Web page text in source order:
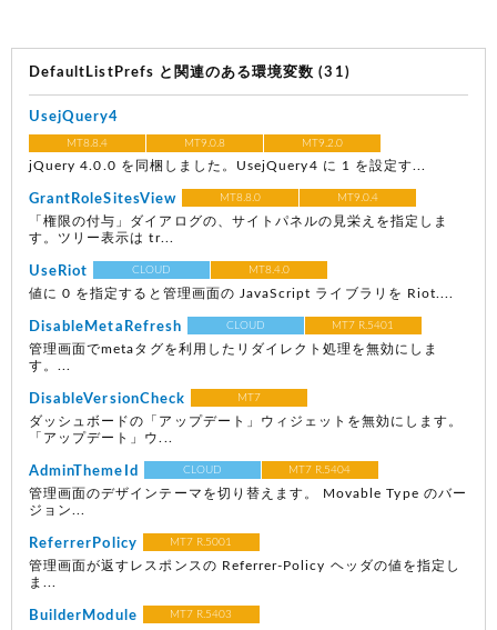
DefaultListPrefs と関連のある環境変数 (31)
UsejQuery4
MT8.8.4 MT9.0.8 MT9.2.0
jQuery 4.0.0 を同梱しました。UsejQuery4 に 1 を設定す...
GrantRoleSitesView MT8.8.0 MT9.0.4
「権限の付与」ダイアログの、サイトパネルの見栄えを指定しま
す。ツリー表示は tr...
UseRiot CLOUD MT8.4.0
値に 0 を指定すると管理画面の JavaScript ライブラリを Riot....
DisableMetaRefresh CLOUD MT7 R.5401
管理画面でmetaタグを利用したリダイレクト処理を無効にしま
す。...
DisableVersionCheck MT7
ダッシュボードの「アップデート」ウィジェットを無効にします。
「アップデート」ウ...
AdminThemeId CLOUD MT7 R.5404
管理画面のデザインテーマを切り替えます。 Movable Type のバー
ジョン...
ReferrerPolicy MT7 R.5001
管理画面が返すレスポンスの Referrer-Policy ヘッダの値を指定し
ま...
BuilderModule MT7 R.5403